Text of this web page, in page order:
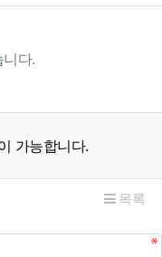
다.
가능합니다.
목록